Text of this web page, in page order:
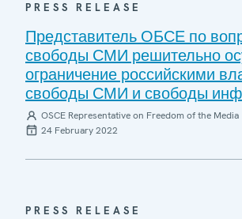
PRESS RELEASE
Представитель ОБСЕ по
свободы СМИ решительно
ограничение российскими
свободы СМИ и свободы
OSCE Representative on Freedom of the Media
24 February 2022
PRESS RELEASE